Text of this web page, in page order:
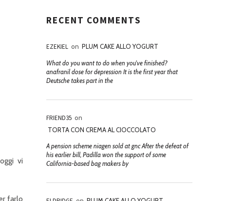
vi
farlo
RECENT COMMENTS
EZEKIEL on PLUM CAKE ALLO YOGURT
What do you want to do when you've finished?
anafranil dose for depression It is the first year that
Deutsche takes part in the
FRIEND35 on
TORTA CON CREMA AL CIOCCOLATO
A pension scheme niagen sold at gnc After the defeat of
his earlier bill, Padilla won the support of some
California-based bag makers by